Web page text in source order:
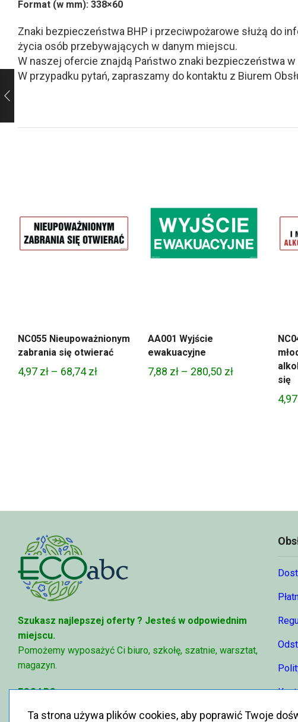
Format (w mm): 338×60
Znaki bezpieczeństwa BHP i przeciwpożarowe służą do
życia osób przebywających w danym miejscu.
W naszej ofercie znajdą Państwo znaki bezpieczeństwa
W przypadku pytań, zapraszamy do kontaktu z Biurem
NC055 Nieupoważnionym
zabrania się otwierać
4,97 zł – 68,74złZakres
AA001 Wyjście
ewakuacyjne
7,88 zł – 280,50 złZakres
się
4,97
Szukasz najlepszej oferty ? Jesteś w odpowiednim
miejscu.
Pomożemy wyposażyć Ci biuro, szkołę, szatnie, warsztat,
magazyn.
ECOABC
O
Ta strona używa plików cookies, aby poprawić Twoje